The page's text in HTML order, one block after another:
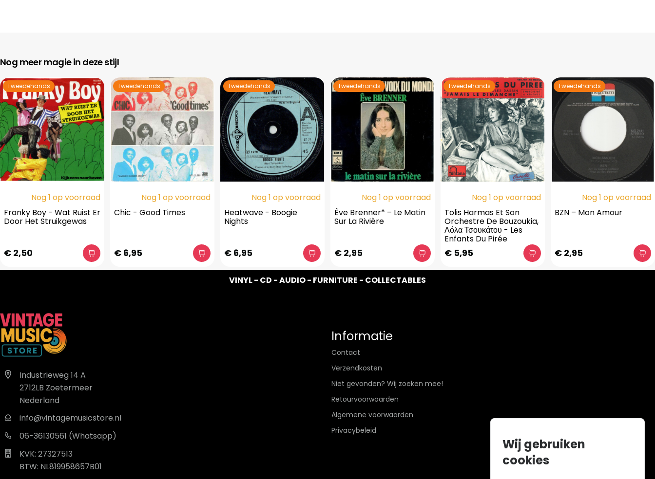
Nog meer magie in deze stijl
Tweedehands
Nog 1 op voorraad
Franky Boy - Wat Ruist Er
Door Het Struikgewas
€ 2,50
Tweedehands
Nog 1 op voorraad
Chic - Good Times
€ 6,95
Tweedehands
Nog 1 op voorraad
Heatwave - Boogie
Nights
€ 6,95
Tweedehands
Nog 1 op voorraad
Êve Brenner* – Le Matin
Sur La Rivière
€ 2,95
Tweedehands
Nog 1 op voorraad
Tolis Harmas Et Son
Orchestre De Bouzoukia,
Λόλα Τσουκάτου - Les
Enfants Du Pirée
€ 5,95
Tweedehands
Nog 1 op voorraad
BZN – Mon Amour
€ 2,95
VINYL - CD - AUDIO - FURNITURE - COLLECTABLES
Industrieweg 14 A
2712LB Zoetermeer
Nederland
info@vintagemusicstore.nl
06-36130561 (Whatsapp)
KVK: 27327513
BTW: NL819958657B01
Informatie
Contact
Verzendkosten
Niet gevonden? Wij zoeken mee!
Retourvoorwaarden
Algemene voorwaarden
Privacybeleid
Wij gebruiken
cookies